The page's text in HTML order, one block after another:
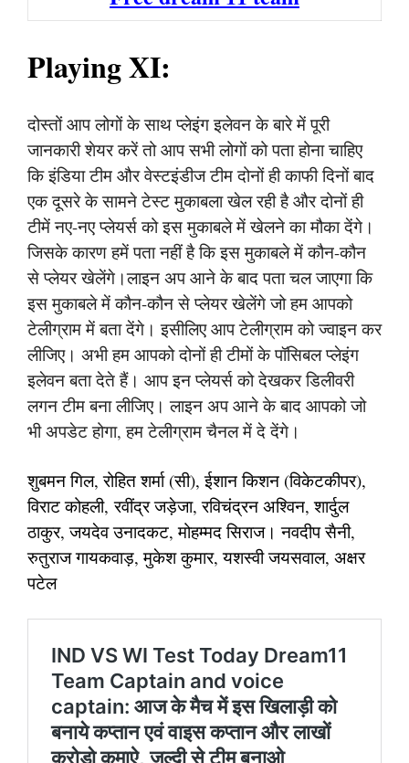
Playing XI:
दोस्तों आप लोगों के साथ प्लेइंग इलेवन के बारे में पूरी
जानकारी शेयर करें तो आप सभी लोगों को पता होना चाहिए
कि इंडिया टीम और वेस्टइंडीज टीम दोनों ही काफी दिनों बाद
एक दूसरे के सामने टेस्ट मुकाबला खेल रही है और दोनों ही
टीमें नए-नए प्लेयर्स को इस मुकाबले में खेलने का मौका देंगे।
जिसके कारण हमें पता नहीं है कि इस मुकाबले में कौन-कौन
से प्लेयर खेलेंगे।लाइन अप आने के बाद पता चल जाएगा कि
इस मुकाबले में कौन-कौन से प्लेयर खेलेंगे जो हम आपको
टेलीग्राम में बता देंगे। इसीलिए आप टेलीग्राम को ज्वाइन कर
लीजिए। अभी हम आपको दोनों ही टीमों के पॉसिबल प्लेइंग
इलेवन बता देते हैं। आप इन प्लेयर्स को देखकर डिलीवरी
लगन टीम बना लीजिए। लाइन अप आने के बाद आपको जो
भी अपडेट होगा, हम टेलीग्राम चैनल में दे देंगे।
शुबमन गिल, रोहित शर्मा (सी), ईशान किशन (विकेटकीपर),
विराट कोहली, रवींद्र जड़ेजा, रविचंद्रन अश्विन, शार्दुल
ठाकुर, जयदेव उनादकट, मोहम्मद सिराज। नवदीप सैनी,
रुतुराज गायकवाड़, मुकेश कुमार, यशस्वी जयसवाल, अक्षर
पटेल